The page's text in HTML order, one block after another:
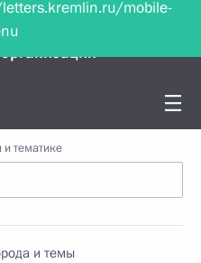
работе с
тематике
и темы